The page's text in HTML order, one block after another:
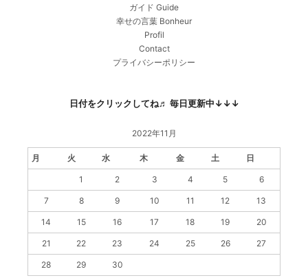
ガイド Guide
幸せの言葉 Bonheur
Profil
Contact
プライバシーポリシー
日付をクリックしてね♬ 毎日更新中↓↓↓
2022年11月
月 火 水 木 金 土 日
1 2 3 4 5 6
7 8 9 10 11 12 13
14 15 16 17 18 19 20
21 22 23 24 25 26 27
28 29
30